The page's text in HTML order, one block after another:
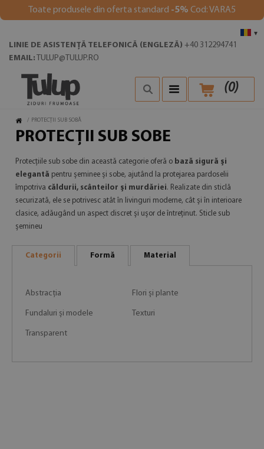
Toate produsele din oferta standard -5% Cod: VARA5
▾
LINIE DE ASISTENȚĂ TELEFONICĂ (ENGLEZĂ) +40 312294741
EMAIL: TULUP@TULUP.RO
(0)
/ PROTECȚII SUB SOBĂ
PROTECȚII SUB SOBE
Protecțiile sub sobe din această categorie oferă o bază sigură și
elegantă pentru șeminee și sobe, ajutând la protejarea pardoselii
împotriva căldurii, scânteilor și murdăriei. Realizate din sticlă
securizată, ele se potrivesc atât în livinguri moderne, cât și în interioare
clasice, adăugând un aspect discret și ușor de întreținut. Sticle sub
șemineu
Categorii Formă Material
Abstracția Flori și plante
Fundaluri și modele Texturi
Transparent